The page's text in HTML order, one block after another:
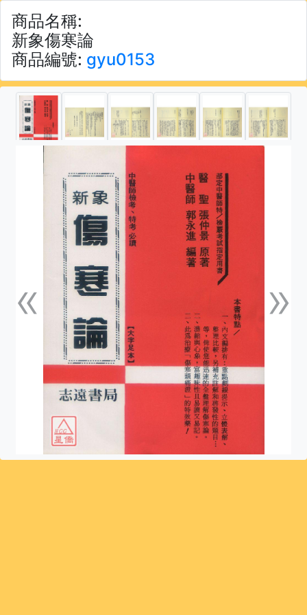
商品名稱:
新象傷寒論
商品編號: gyu0153
«上一張 »下一